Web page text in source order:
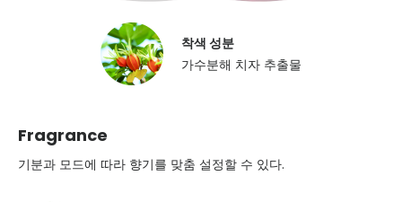
착색 성분
가수분해 치자 추출물
Fragrance
기분과 모드에 따라 향기를 맞춤 설정할 수 있다.